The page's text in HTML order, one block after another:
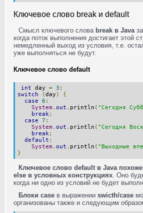
Ключевое слово break и default
Смысл ключевого слова break в Java
когда поток выполнения достигает этой
немедленный выход из условия, т.е.
уже выполняться не будут.
Ключевое слово default
int day = 3 ;
switch
(day )
{
case
6 :
System . out . println ( "Сегодня
break;
case
7 :
System . out . println ( "Сегодня
break;
default :
System . out . println ( "Выходные
}
Ключевое слово default в Java
else в условных конструкциях . Оно
когда ни одно из условий не будет
Блоки case в выражении swicth/case
организованы также и следующим